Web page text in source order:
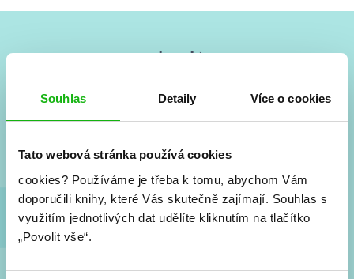
Souhlas Detaily Více o cookies
Tato webová stránka používá cookies
cookies? Používáme je třeba k tomu, abychom Vám
doporučili knihy, které Vás skutečně zajímají. Souhlas s
využitím jednotlivých dat udělíte kliknutím na tlačítko
„Povolit vše“.
Vše kolem #youngadult každý měsíc rovnou do mailu!
a seriálové adaptace a další.